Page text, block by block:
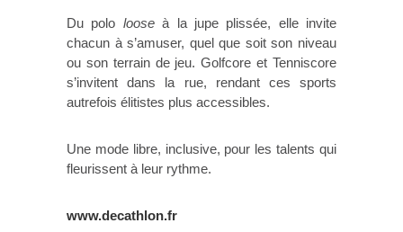
Du polo looseà la jupe plissée, elle invite
chacun à s’amuser, quel que soit son niveau
ou son terrain de jeu. Golfcore et Tenniscore
s’invitent dans la rue, rendant ces sports
autrefois élitistes plus accessibles.
Une mode libre, inclusive, pour les talents qui
fleurissent à leur rythme.
www.decathlon.fr